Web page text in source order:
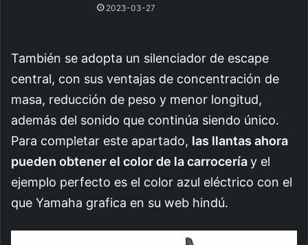
2023-03-27
También se adopta un silenciador de escape
central, con sus ventajas de concentración de
masa, reducción de peso y menor longitud,
además del sonido que continúa siendo único.
Para completar este apartado, las llantas ahora
pueden obtener el color de la carroceríay el
ejemplo perfecto es el color azul eléctrico con el
que Yamaha grafica en su web hindú.